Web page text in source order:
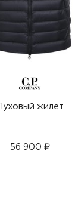
Пуховый жилет
56 900 ₽